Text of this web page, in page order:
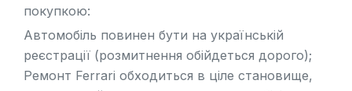
покупкою:
Автомобіль повинен бути на українській
реєстрації (розмитнення обійдеться дорого);
Ремонт Ferrari обходиться в ціле становище,